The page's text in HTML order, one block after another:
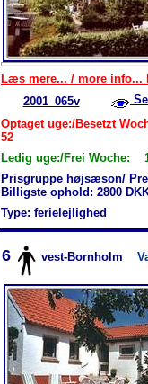
Læs mere... / more info...
2001_065v
Optaget uge:/Besetzt
52
Ledig uge:/Frei Woche:
Prisgruppe højsæson/
Billigste ophold: 2800
Type: ferielejlighed
6 vest-Bornholm